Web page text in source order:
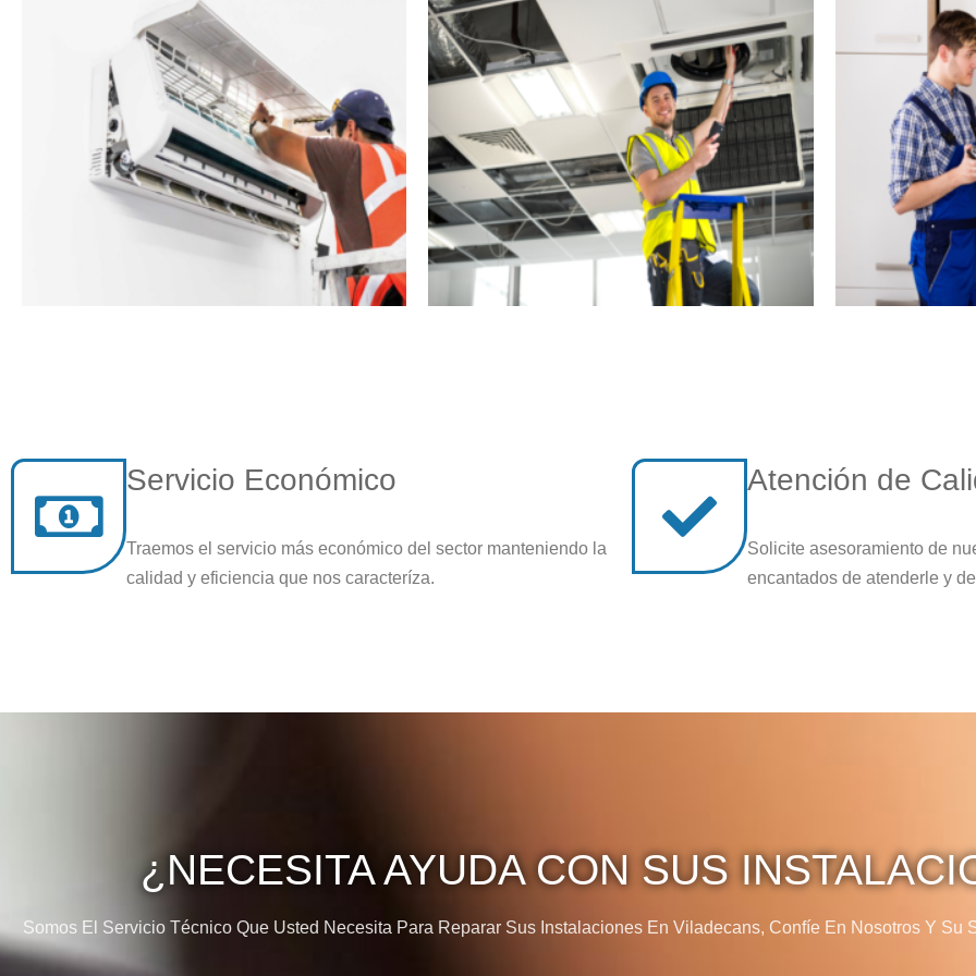
Servicio Económico
Traemos el servicio más económico del sector manteniendo la
calidad y eficiencia que nos caracteríza.
Atención de
Solicite asesoramiento de
encantados de atenderle y
¿NECESITA AYUDA CON SUS
Somos El Servicio Técnico Que Usted Necesita Para Reparar Sus Instalaciones En Viladecans, Confíe En Nosotros Y Su